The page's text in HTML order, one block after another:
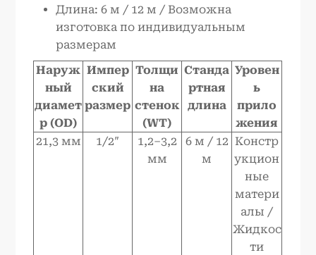
Длина: 6 м / 12 м / Возможна
изготовка по индивидуальным
размерам
Наруж
ный
диамет
р (OD)
Импер
ский
размер
Толщи
на
стенок
(WT)
Станда
ртная
длина
Уровен
ь
прило
жения
21,3 мм
1/2″
1,2–3,2
мм
6 м / 12
м
Констр
укцион
ные
матери
алы /
Жидкос
ти